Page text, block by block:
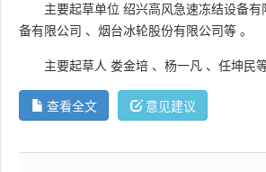
主要起草单位 绍兴高风急速冻结设备有
备有限公司 、 烟台冰轮股份有限公司等 。
主要起草人 娄金培 、 杨一凡 、 任坤民
查看全文 意见建议